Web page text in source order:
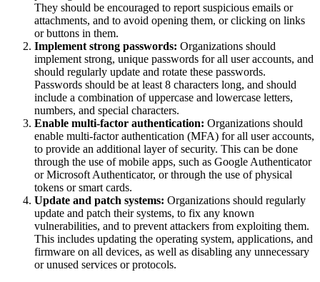
They should be encouraged to report suspicious emails or
attachments, and to avoid opening them, or clicking on links
or buttons in them.
Implement strong passwords: Organizations should
implement strong, unique passwords for all user accounts, and
should regularly update and rotate these passwords.
Passwords should be at least 8 characters long, and should
include a combination of uppercase and lowercase letters,
numbers, and special characters.
Enable multi-factor authentication: Organizations should
enable multi-factor authentication (MFA) for all user accounts,
to provide an additional layer of security. This can be done
through the use of mobile apps, such as Google Authenticator
or Microsoft Authenticator, or through the use of physical
tokens or smart cards.
Update and patch systems: Organizations should regularly
update and patch their systems, to fix any known
vulnerabilities, and to prevent attackers from exploiting them.
This includes updating the operating system, applications, and
firmware on all devices, as well as disabling any unnecessary
or unused services or protocols.